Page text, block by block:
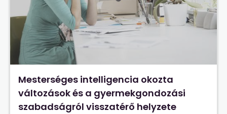
Mesterséges intelligencia okozta
változások és a gyermekgondozási
szabadságról visszatérő helyzete